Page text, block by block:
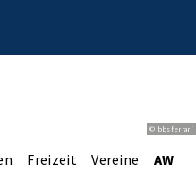
© bbsferrari
Freizeit Vereine AWO